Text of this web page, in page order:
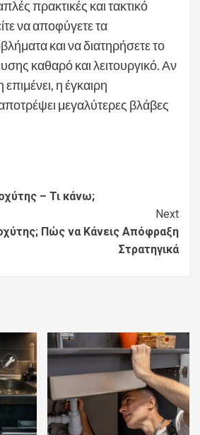
πρακτικές και τακτικό
να αποφύγετε τα
και να διατηρήσετε το
καθαρό και λειτουργικό. Αν
η έγκαιρη
μεγαλύτερες βλάβες
– Τι κάνω;
Next
Πώς να Κάνεις Απόφραξη
Στρατηγικά